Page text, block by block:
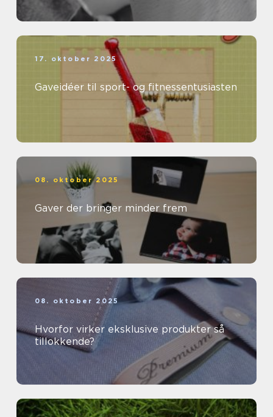
17. oktober 2025
Gaveidéer til sport- og fitnessentusiasten
08. oktober 2025
Gaver der bringer minder frem
08. oktober 2025
Hvorfor virker eksklusive produkter så
tillokkende?